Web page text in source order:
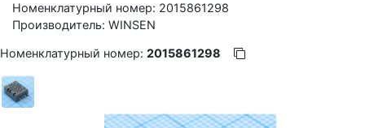
Номенклатурный номер: 2015861298
Производитель: WINSEN
Номенклатурный номер: 2015861298